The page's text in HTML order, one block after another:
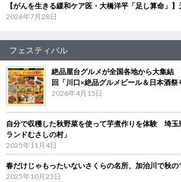
【がんを生きる緩和ケア医・大橋洋平「足し算命」
2026年7月28日
フェスティバル
絶品屋台グルメが全国各地から大集結
回「川口×絶品グルメビール＆日本酒
2026年4月15日
自分で収穫した秋野菜を使って芋煮作りを体験 埼玉
ランドむさしの村」
2025年11月4日
春だけじゃもったいないさくらの名所、加治川で秋の
2025年10月23日